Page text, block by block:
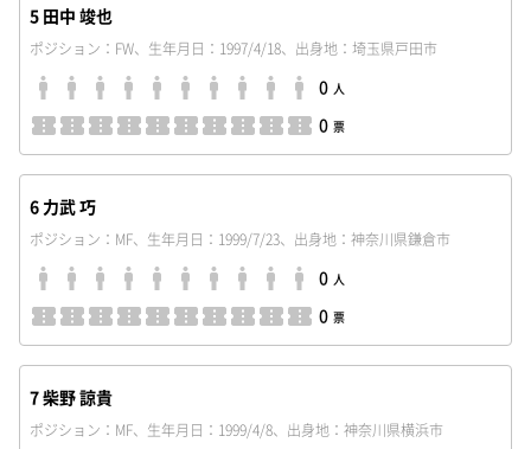
5 田中 竣也
ポジション：FW、生年月日：1997/4/18、出身地：埼玉県戸田市
0 人
0 票
6 力武 巧
ポジション：MF、生年月日：1999/7/23、出身地：神奈川県鎌倉市
0 人
0 票
7 柴野 諒貴
ポジション：MF、生年月日：1999/4/8、出身地：神奈川県横浜市